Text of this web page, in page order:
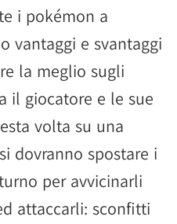
i pokémon a
vantaggi e svantaggi
la meglio sugli
il giocatore e le sue
volta su una
dovranno spostare i
per avvicinarli
attaccarli: sconfitti